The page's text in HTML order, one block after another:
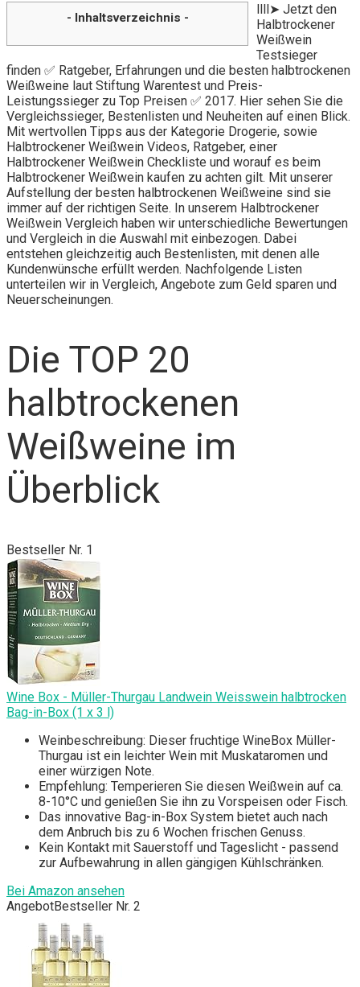
- Inhaltsverzeichnis -
llll➤ Jetzt den
Halbtrockener
Weißwein
Testsieger
finden ✅ Ratgeber, Erfahrungen und die besten halbtrockenen
Weißweine laut Stiftung Warentest und Preis-
Leistungssieger zu Top Preisen ✅ 2017. Hier sehen Sie die
Vergleichssieger, Bestenlisten und Neuheiten auf einen Blick.
Mit wertvollen Tipps aus der Kategorie Drogerie, sowie
Halbtrockener Weißwein Videos, Ratgeber, einer
Halbtrockener Weißwein Checkliste und worauf es beim
Halbtrockener Weißwein kaufen zu achten gilt. Mit unserer
Aufstellung der besten halbtrockenen Weißweine sind sie
immer auf der richtigen Seite. In unserem Halbtrockener
Weißwein Vergleich haben wir unterschiedliche Bewertungen
und Vergleich in die Auswahl mit einbezogen. Dabei
entstehen gleichzeitig auch Bestenlisten, mit denen alle
Kundenwünsche erfüllt werden. Nachfolgende Listen
unterteilen wir in Vergleich, Angebote zum Geld sparen und
Neuerscheinungen.
Die TOP 20
halbtrockenen
Weißweine im
Überblick
Bestseller Nr. 1
Wine Box - Müller-Thurgau Landwein Weisswein halbtrocken
Bag-in-Box (1 x 3 l)
Weinbeschreibung: Dieser fruchtige WineBox Müller-
Thurgau ist ein leichter Wein mit Muskataromen und
einer würzigen Note.
Empfehlung: Temperieren Sie diesen Weißwein auf ca.
8-10°C und genießen Sie ihn zu Vorspeisen oder Fisch.
Das innovative Bag-in-Box System bietet auch nach
dem Anbruch bis zu 6 Wochen frischen Genuss.
Kein Kontakt mit Sauerstoff und Tageslicht - passend
zur Aufbewahrung in allen gängigen Kühlschränken.
Bei Amazon ansehen
AngebotBestseller Nr. 2